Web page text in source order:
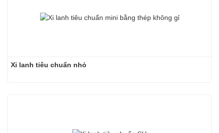
Xi lanh tiêu chuẩn nhỏ